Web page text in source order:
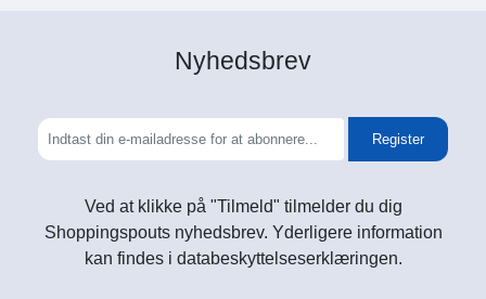
Nyhedsbrev
Register
Ved at klikke på "Tilmeld" tilmelder du dig
Shoppingspouts nyhedsbrev. Yderligere information
kan findes i databeskyttelseserklæringen.